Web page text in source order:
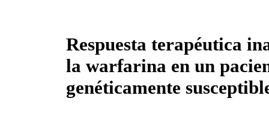
Respuesta terapéutica
la warfarina en un
genéticamente